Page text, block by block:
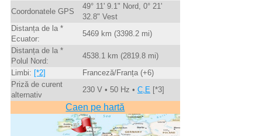
Coordonatele GPS
49° 11' 9.1" Nord, 0° 21'
32.8" Vest
Distanța de la *
Ecuator:
5469 km (3398.2 mi)
Distanța de la *
Polul Nord:
4538.1 km (2819.8 mi)
Limbi: [*2]
Franceză/Franța (+6)
Priză de curent
alternativ
230 V • 50 Hz • C,E[*3]
Caen pe hartă